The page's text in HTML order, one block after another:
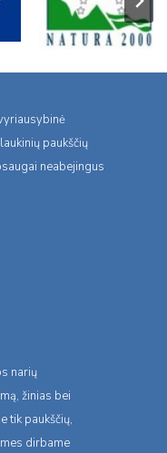
paukščių
neabejingus
narių
žinias bei
tik paukščių,
dirbame